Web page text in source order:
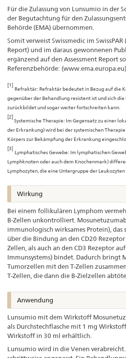
Für die Zulassung von Lunsumio in der
der Begutachtung für den
Behörde (EMA) übernommen.
Somit verweist Swissmedic im SwissPAR
Report) und im daraus gewonnenen
ergänzend auf den Assessment Report
Referenzbehörde: (www.ema.europa.eu)
[1]
Refraktär: Refraktär bedeutet in Bezug auf die
gegenüber der Behandlung resistent ist und sich
zurückbildet und sogar weiter fortschreiten kann.
[2]
Systemische Therapie: Im Gegensatz zu einer
der Erkrankung) wird bei der systemischen
Körpers zur Bekämpfung der Erkrankung
[3]
Lymphatisches Gewebe: Im lymphatischen
Lymphknoten oder auch dem Knochenmark)
Lymphozyten, die eine Untergruppe der Leukozyten
Wirkung
Bei einem follikulären Lymphom
B-Zellen unkontrolliert.
immunologisch wirksames Protein),
über die Bindung an den CD20
Zellen, als auch an den CD3 Rezeptor
Immunsystems) bindet. Dadurch bringt
Tumorzellen mit den T-Zellen
T-Zellen, die dann die B-Zielzellen
Anwendung
Lunsumio mit dem Wirkstoff
als Durchstechflasche mit 1 mg
Wirkstoff in 30 ml erhältlich.
Lunsumio wird in die Venen